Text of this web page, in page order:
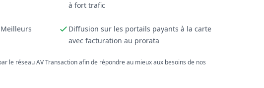
à fort trafic
Diffusion sur les portails payants à la carte
avec facturation au prorata
le réseau AV Transaction afin de répondre au mieux aux besoins de nos